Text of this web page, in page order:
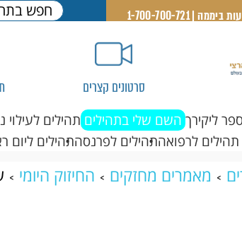
סרטונים קצרים
ליקירך השם שלי בתהילים תהילים
תהילים לרפואהתהילים לפרנסהתהילים ליום
מאמרים מחזקים החיזוק היומי